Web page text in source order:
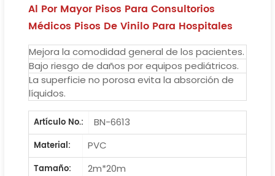
Al Por Mayor Pisos Para Consultorios
Médicos Pisos De Vinilo Para Hospitales
Mejora la comodidad general de los pacientes.
Bajo riesgo de daños por equipos pediátricos.
La superficie no porosa evita la absorción de
líquidos.
Artículo No.:
BN-6613
Material:
PVC
Tamaño:
2m*20m